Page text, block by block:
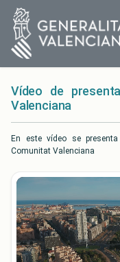
Vídeo de
Valenciana
En este vídeo se
Comunitat Valenciana